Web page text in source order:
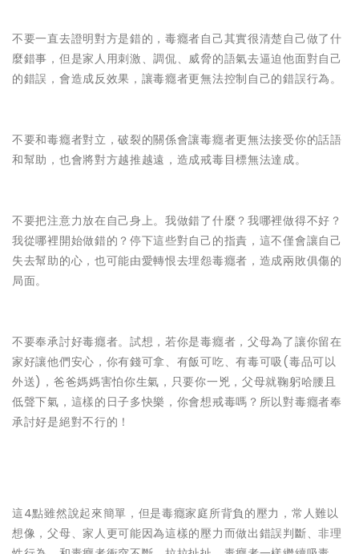
不要一直去證明對方是錯的，毒癮者自己其實很清楚自己做了什
麼錯事，但是家人用刺激、調侃、威脅的語氣去逼迫他面對自己
的錯誤，會造成反效果，讓毒癮者更無法控制自己的錯誤行為。
不要和毒癮者對立，破裂的關係會讓毒癮者更無法接受你的話語
和幫助，也會將對方越推越遠，造成戒毒目標無法達成。
不要把注意力放在自己身上。我做錯了什麼？我哪裡做得不好？
我從哪裡開始做錯的？停下這些對自己的指責，這不僅會讓自己
失去幫助的心，也可能由愛轉恨去埋怨毒癮者，造成兩敗俱傷的
局面。
不要奉承討好毒癮者。試想，若你是毒癮者，父母為了讓你留在
家好讓他們安心，你有錢可拿、有飯可吃、有毒可吸(毒品可以
外送)，爸爸媽媽害怕你生氣，只要你一兇，父母就鞠躬哈腰且
低聲下氣，這樣的日子多快樂，你會想戒毒嗎？所以對毒癮者奉
承討好是絕對不行的！
這4點雖然說起來簡單，但是毒癮家庭所背負的壓力，常人難以
想像，父母、家人更可能因為這樣的壓力而做出錯誤判斷、非理